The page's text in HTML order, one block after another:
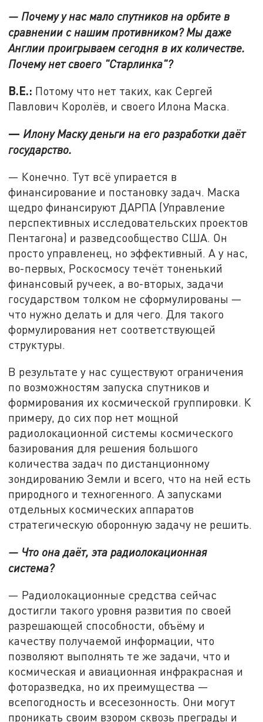
— Почему у нас мало спутников на орбите в
сравнении с нашим противником? Мы даже
Англии проигрываем сегодня в их количестве.
Почему нет своего "Старлинка"?
В.Е.: Потому что нет таких, как Сергей
Павлович Королёв, и своего Илона Маска.
— Илону Маску деньги на его разработки даёт
государство.
— Конечно. Тут всё упирается в
финансирование и постановку задач. Маска
щедро финансируют ДАРПА (Управление
перспективных исследовательских проектов
Пентагона) и разведсообщество США. Он
просто управленец, но эффективный. А у нас,
во-первых, Роскосмосу течёт тоненький
финансовый ручеек, а во-вторых, задачи
государством толком не сформулированы —
что нужно делать и для чего. Для такого
формулирования нет соответствующей
структуры.
В результате у нас существуют ограничения
по возможностям запуска спутников и
формирования их космической группировки. К
примеру, до сих пор нет мощной
радиолокационной системы космического
базирования для решения большого
количества задач по дистанционному
зондированию Земли и всего, что на ней есть
природного и техногенного. А запусками
отдельных космических аппаратов
стратегическую оборонную задачу не решить.
— Что она даёт, эта радиолокационная
система?
— Радиолокационные средства сейчас
достигли такого уровня развития по своей
разрешающей способности, объёму и
качеству получаемой информации, что
позволяют выполнять те же задачи, что и
космическая и авиационная инфракрасная и
фоторазведка, но их преимущества —
всепогодность и всесезонность. Они могут
проникать своим взором сквозь преграды и